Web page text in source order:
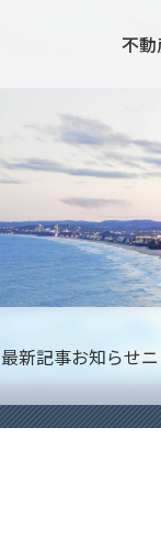
不
最新記事お知らせ